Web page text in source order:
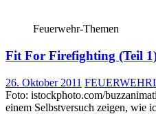
Feuerwehr-Themen
Fit For Firefighting (Teil
26. Oktober 2011
Foto: istockphoto.com/
einem Selbstversuch zeigen, wie